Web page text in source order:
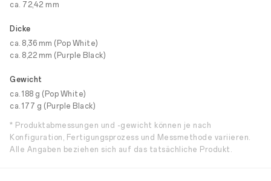
ca. 72,42 mm
Dicke
ca. 8,36 mm (Pop White)
ca. 8,22 mm (Purple Black)
Gewicht
ca. 188 g (Pop White)
ca. 177 g (Purple Black)
* Produktabmessungen und -gewicht können je nach
Konfiguration, Fertigungsprozess und Messmethode variieren.
Alle Angaben beziehen sich auf das tatsächliche Produkt.